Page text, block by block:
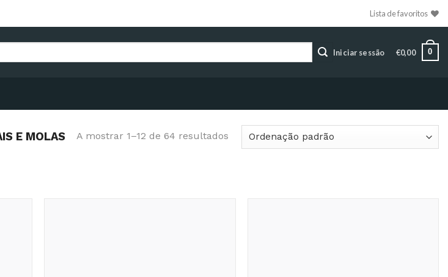
Lista de favoritos
Iniciar sessão €0,00 0
E MOLAS A mostrar 1–12 de 64 resultados